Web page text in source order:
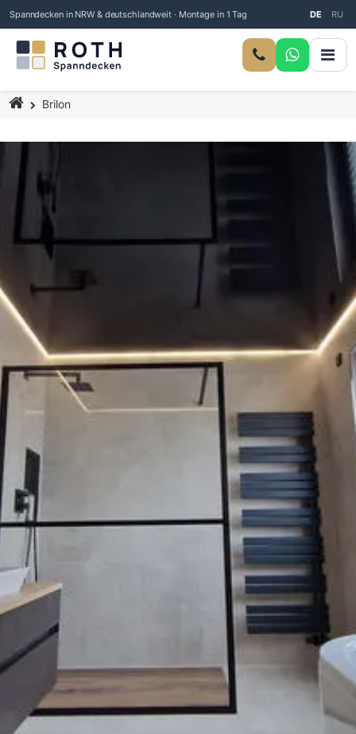
Spanndecken in NRW & deutschlandweit · Montage in 1 Tag DE RU
Startseite
Brilon